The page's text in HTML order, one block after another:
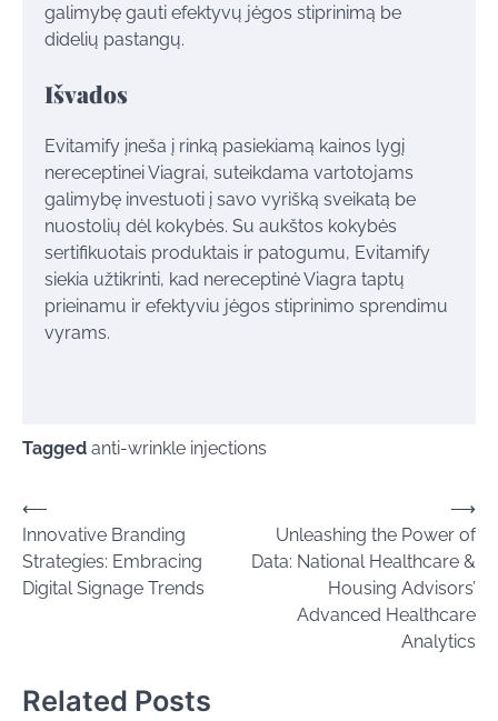
galimybę gauti efektyvų jėgos stiprinimą be
didelių pastangų.
Išvados
Evitamify įneša į rinką pasiekiamą kainos lygį
nereceptinei Viagrai, suteikdama vartotojams
galimybę investuoti į savo vyrišką sveikatą be
nuostolių dėl kokybės. Su aukštos kokybės
sertifikuotais produktais ir patogumu, Evitamify
siekia užtikrinti, kad nereceptinė Viagra taptų
prieinamu ir efektyviu jėgos stiprinimo sprendimu
vyrams.
Tagged anti-wrinkle injections
Post
navigation
⟵
Innovative Branding
Strategies: Embracing
Digital Signage Trends
Unleashing the Power of
Data: National Healthcare &
Housing Advisors’
Advanced Healthcare
Analytics
⟶
Related Posts